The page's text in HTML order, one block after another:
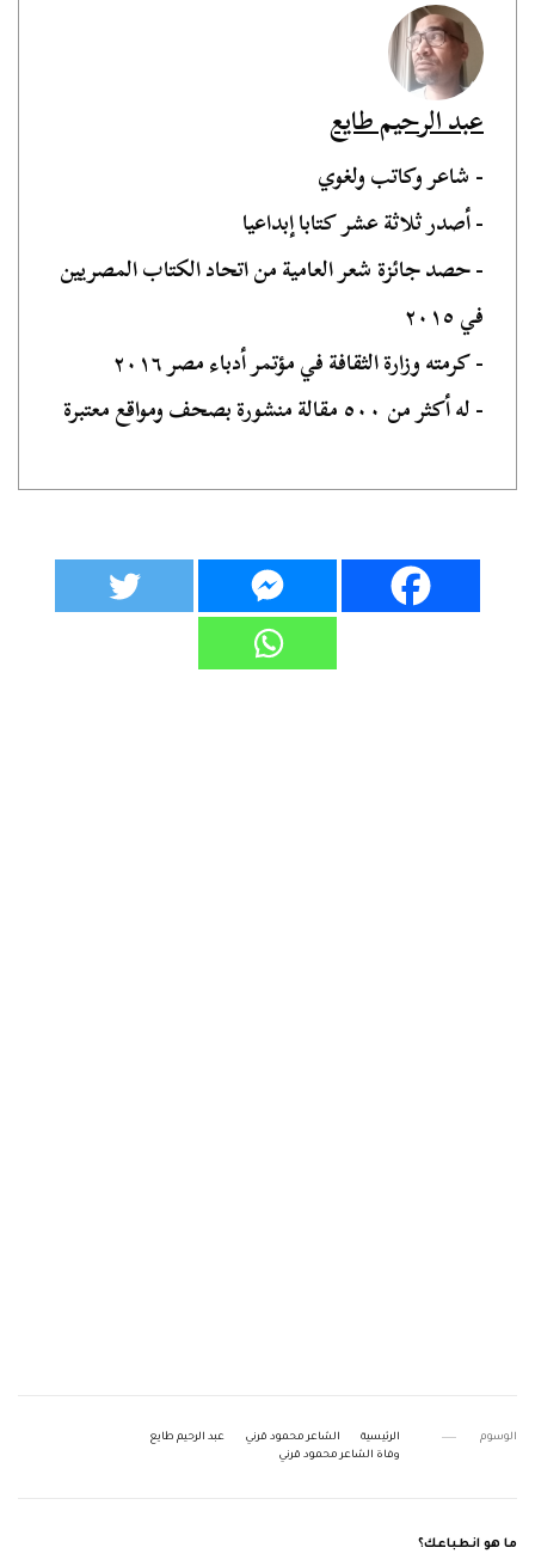
عبد الرحيم طايع
- شاعر وكاتب ولغوي
- أصدر ثلاثة عشر كتابا إبداعيا
- حصد جائزة شعر العامية من اتحاد الكتاب المصريين
في ٢٠١٥
- كرمته وزارة الثقافة في مؤتمر أدباء مصر ٢٠١٦
- له أكثر من ٥٠٠ مقالة منشورة بصحف ومواقع معتبرة
الوسوم الرئيسية الشاعر محمود قرني
عبد الرحيم طايع
وفاة الشاعر محمود قرني
ما هو انطباعك؟